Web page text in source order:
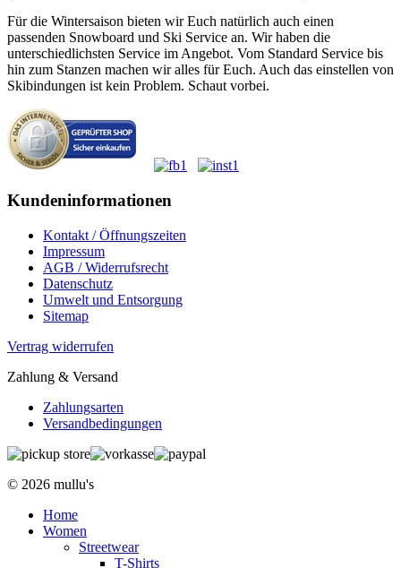
Für die Wintersaison bieten wir Euch natürlich auch einen
passenden Snowboard und Ski Service an. Wir haben die
unterschiedlichsten Service im Angebot. Vom Standard Service bis
hin zum Stanzen machen wir alles für Euch. Auch das einstellen von
Skibindungen ist kein Problem. Schaut vorbei.
Kundeninformationen
Kontakt / Öffnungszeiten
Impressum
AGB / Widerrufsrecht
Datenschutz
Umwelt und Entsorgung
Sitemap
Vertrag widerrufen
Zahlung & Versand
Zahlungsarten
Versandbedingungen
© 2026 mullu's
Home
Women
Streetwear
T-Shirts